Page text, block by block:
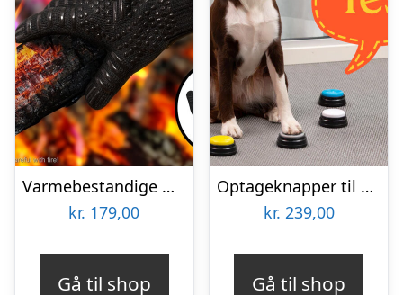
Varmebestandige Grillhandsker – KitchPro
kr. 179,00
Gå til shop
Optageknapper til Hund – Spralla
kr. 239,00
Gå til shop